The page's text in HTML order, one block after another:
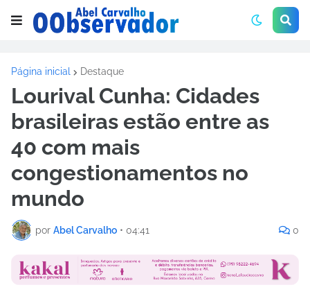
Página inicial Destaque
Lourival Cunha: Cidades
brasileiras estão entre as
40 com mais
congestionamentos no
mundo
por Abel Carvalho • 04:41 0